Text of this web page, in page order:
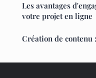
Les avantages
votre projet en ligne
Création de